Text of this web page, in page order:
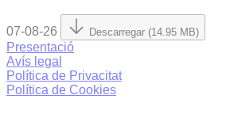
07-08-26 Descarregar (14.95 MB)
Presentació
Avís legal
Política de Privacitat
Política de Cookies